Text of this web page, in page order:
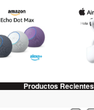
Productos